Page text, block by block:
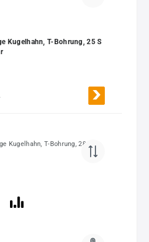
Kugelhahn, T-Bohrung, 25 S